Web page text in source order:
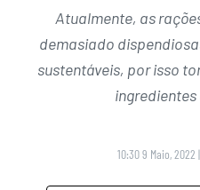
Atualmente, as
demasiado
sustentáveis, por isso
10:30 9 Maio, 2022 |